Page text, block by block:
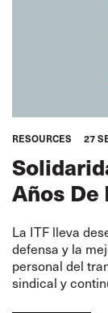
RESOURCES 27
Años De
La ITF lleva
defensa y la
personal del
sindical y